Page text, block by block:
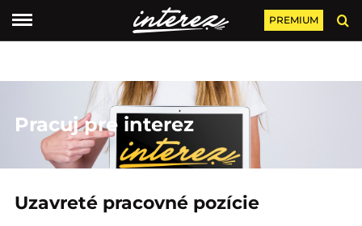
PREMIUM
Pracuj pre interez
Uzavreté pracovné pozície